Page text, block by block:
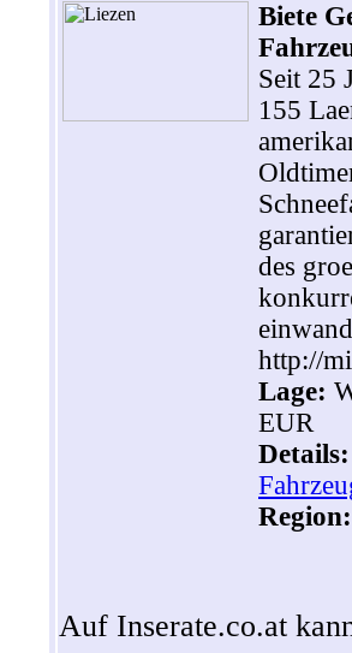
Biete
Seit 25
155
des
http://
Lage:
EUR
Region:
Auf Inserate.co.at